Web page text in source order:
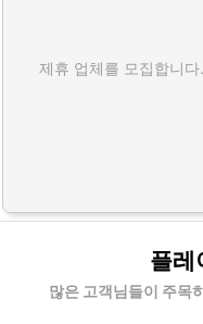
제휴 업체를 모집합니다.
플레
많은 고객님들이 주목